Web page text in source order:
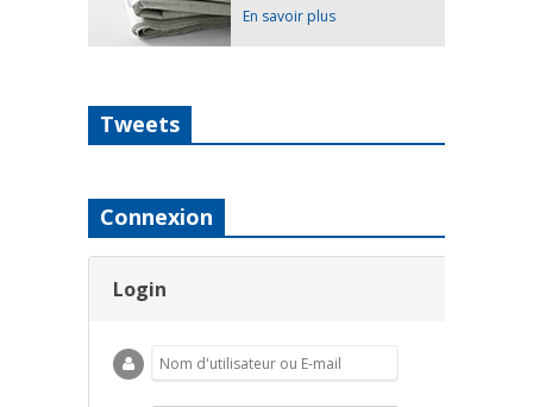
En savoir plus
Tweets
Connexion
Login